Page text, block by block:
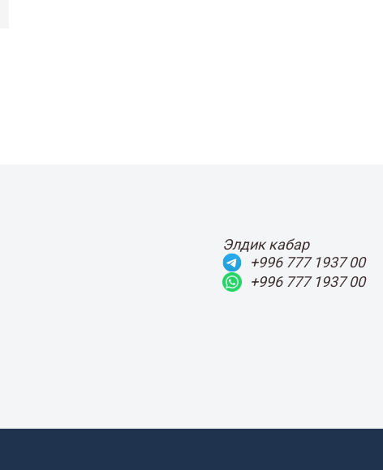
Элдик кабар
+996 777 1937 00
+996 777 1937 00